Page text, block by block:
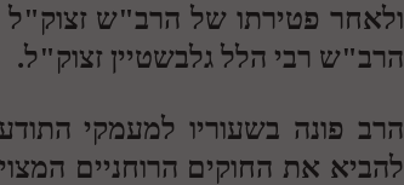
ולאחר פטירתו של הרב"ש
הרב"ש רבי הלל גלבשטיין זצוק"ל.
הרב פונה בשעוריו למעמקי
להביא את החוקים הרוחניים